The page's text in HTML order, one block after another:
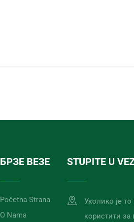
БРЗЕ ВЕЗЕ
Početna Strana
O Nama
STUPITE U
Уколико је
користити